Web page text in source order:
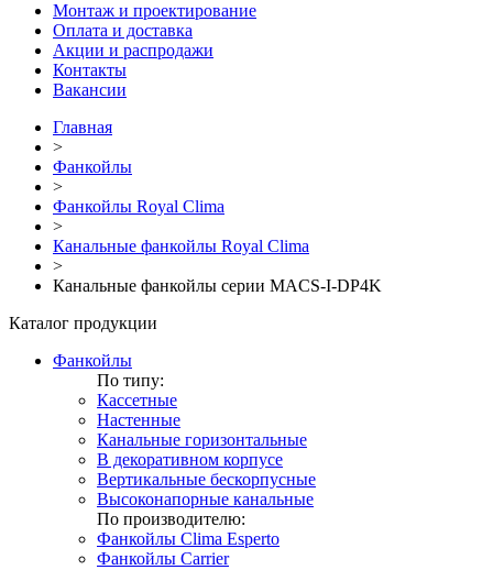
Монтаж и проектирование
Оплата и доставка
Акции и распродажи
Контакты
Вакансии
Главная
>
Фанкойлы
>
Фанкойлы Royal Clima
>
Канальные фанкойлы Royal Clima
>
Канальные фанкойлы серии MACS-I-DP4K
Каталог продукции
Фанкойлы
По типу:
Кассетные
Настенные
Канальные горизонтальные
В декоративном корпусе
Вертикальные бескорпусные
Высоконапорные канальные
По производителю:
Фанкойлы Clima Esperto
Фанкойлы Carrier